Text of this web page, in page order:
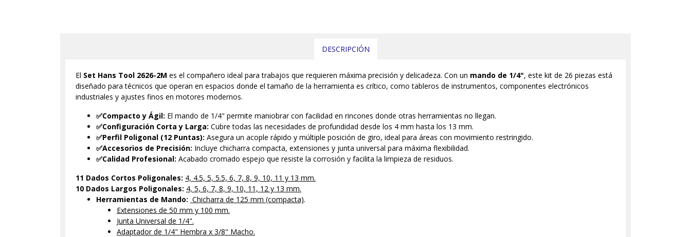
DESCRIPCIÓN
El Set Hans Tool 2626-2M es el compañero ideal para trabajos que requieren máxima precisión y delicadeza. Con un mando de 1/4", este kit de 26 piezas está
diseñado para técnicos que operan en espacios donde el tamaño de la herramienta es crítico, como tableros de instrumentos, componentes electrónicos
industriales y ajustes finos en motores modernos.
✅Compacto y Ágil: El mando de 1/4" permite maniobrar con facilidad en rincones donde otras herramientas no llegan.
✅Configuración Corta y Larga: Cubre todas las necesidades de profundidad desde los 4 mm hasta los 13 mm.
✅Perfil Poligonal (12 Puntas): Asegura un acople rápido y múltiple posición de giro, ideal para áreas con movimiento restringido.
✅Accesorios de Precisión: Incluye chicharra compacta, extensiones y junta universal para máxima flexibilidad.
✅Calidad Profesional: Acabado cromado espejo que resiste la corrosión y facilita la limpieza de residuos.
11 Dados Cortos Poligonales: 4, 4.5, 5, 5.5, 6, 7, 8, 9, 10, 11 y 13 mm.
10 Dados Largos Poligonales: 4, 5, 6, 7, 8, 9, 10, 11, 12 y 13 mm.
Herramientas de Mando: Chicharra de 125 mm (compacta).
Extensiones de 50 mm y 100 mm.
Junta Universal de 1/4".
Adaptador de 1/4" Hembra x 3/8" Macho.